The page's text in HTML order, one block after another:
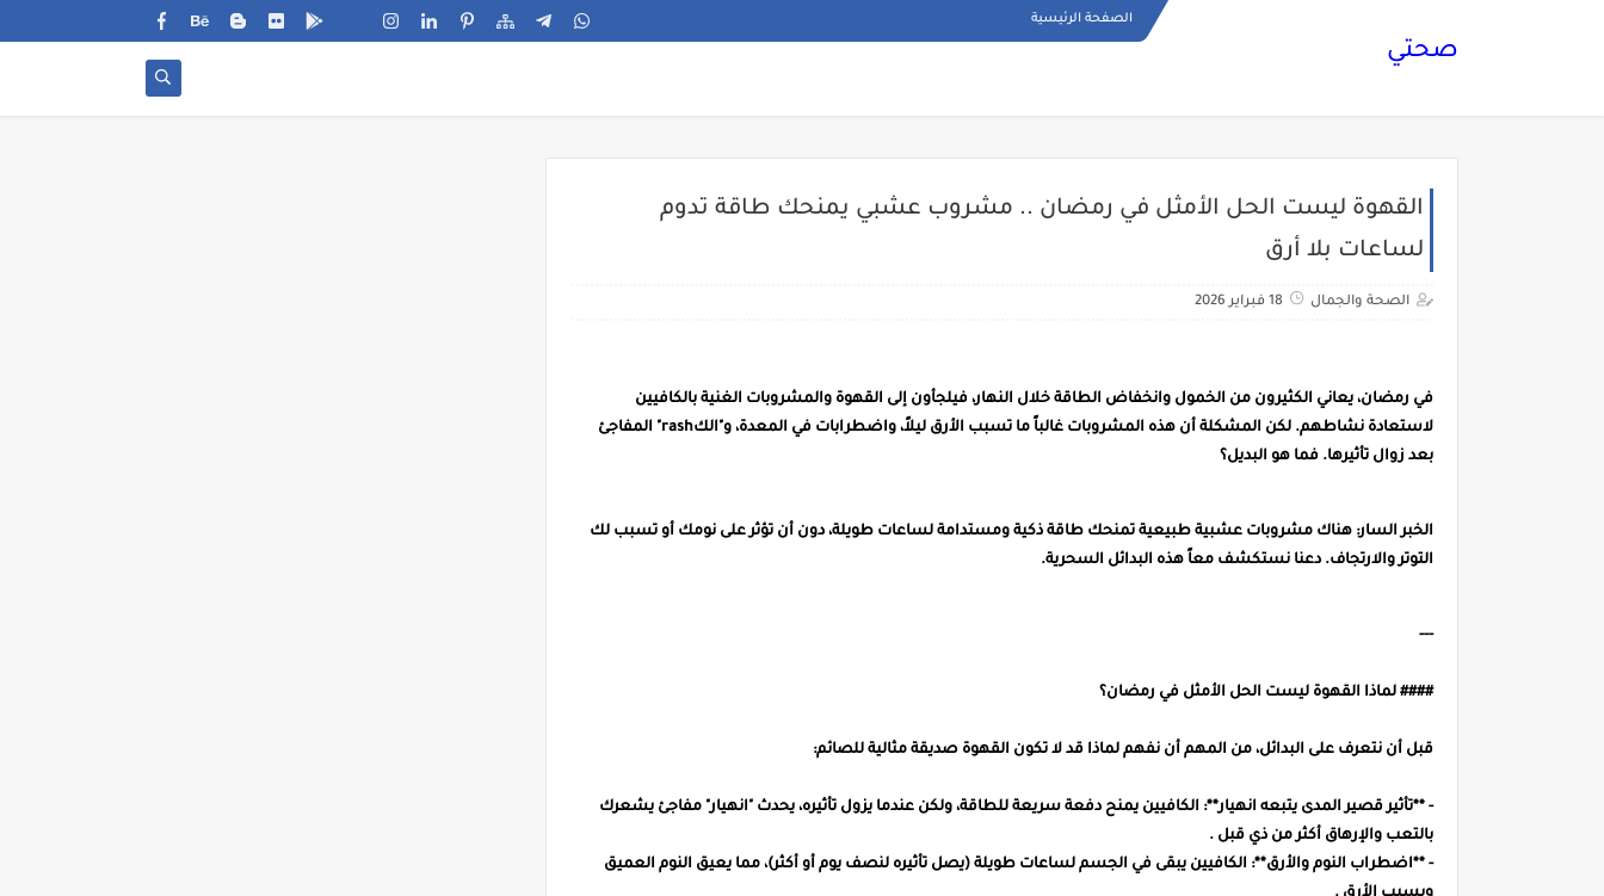
الصفحة الرئيسية
صحتي
القهوة ليست الحل الأمثل في رمضان .. مشروب عشبي يمنحك طاقة تدوم
لساعات بلا أرق
الصحة والجمال 18 فبراير 2026
في رمضان، يعاني الكثيرون من الخمول وانخفاض الطاقة خلال النهار، فيلجأون إلى القهوة والمشروبات الغنية بالكافيين
لاستعادة نشاطهم. لكن المشكلة أن هذه المشروبات غالباً ما تسبب الأرق ليلاً، واضطرابات في المعدة، و"الكrash" المفاجئ
بعد زوال تأثيرها. فما هو البديل؟
الخبر السار: هناك مشروبات عشبية طبيعية تمنحك طاقة ذكية ومستدامة لساعات طويلة، دون أن تؤثر على نومك أو تسبب لك
التوتر والارتجاف. دعنا نستكشف معاً هذه البدائل السحرية.
---
#### لماذا القهوة ليست الحل الأمثل في رمضان؟
قبل أن نتعرف على البدائل، من المهم أن نفهم لماذا قد لا تكون القهوة صديقة مثالية للصائم:
- **تأثير قصير المدى يتبعه انهيار**: الكافيين يمنح دفعة سريعة للطاقة، ولكن عندما يزول تأثيره، يحدث "انهيار" مفاجئ يشعرك
بالتعب والإرهاق أكثر من ذي قبل .
- **اضطراب النوم والأرق**: الكافيين يبقى في الجسم لساعات طويلة (يصل تأثيره لنصف يوم أو أكثر)، مما يعيق النوم العميق